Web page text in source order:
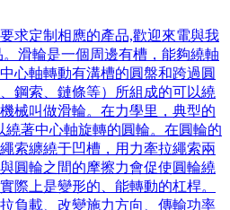
求定制相應的產品,歡迎來電與我
滑輪是一個周邊有槽，能夠繞軸
心軸轉動有溝槽的圓盤和跨過圓
鋼索、鏈條等）所組成的可以繞
械叫做滑輪。在力學里，典型的
繞著中心軸旋轉的圓輪。在圓輪的
索纏繞于凹槽，用力牽拉繩索兩
圓輪之間的摩擦力會促使圓輪繞
際上是變形的、能轉動的杠桿。
負載、改變施力方向、傳輸功率